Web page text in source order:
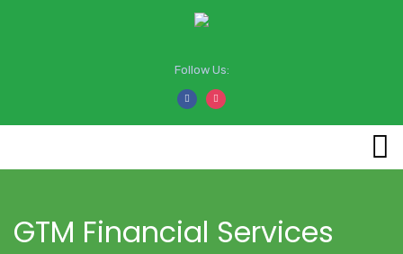
Follow Us:
GTM Financial Services